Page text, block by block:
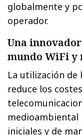
globalmente y
operador.
Una
mundo WiFi y
La utilización
reduce los
medioambiental
iniciales y de